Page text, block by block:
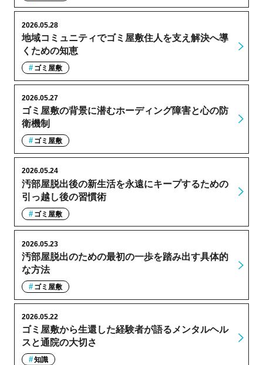
地域コミュニティでゴミ屋敷住人を支え解決へ導
くための知恵
2026.05.28
ゴミ屋敷
ゴミ屋敷の背景に潜むホーディング障害と心の防
衛機制
2026.05.27
ゴミ屋敷
汚部屋脱出後の新生活を永遠にキープするための
引っ越し後の習慣術
2026.05.24
ゴミ屋敷
汚部屋脱出のための最初の一歩を踏み出す具体的
な方法
2026.05.23
ゴミ屋敷
ゴミ屋敷から生還した経験者が語るメンタルヘル
スと通院の大切さ
2026.05.22
知識